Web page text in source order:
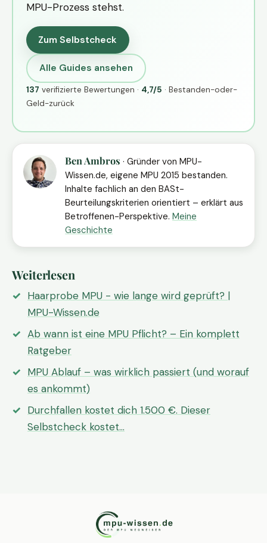
MPU-Prozess stehst.
Zum Selbstcheck
Alle Guides ansehen
137 verifizierte Bewertungen · 4,7/5 · Bestanden-oder-
Geld-zurück
Ben Ambros · Gründer von MPU-
Wissen.de, eigene MPU 2015 bestanden.
Inhalte fachlich an den BASt-
Beurteilungskriterien orientiert – erklärt aus
Betroffenen-Perspektive. Meine
Geschichte
Weiterlesen
Haarprobe MPU - wie lange wird geprüft? |
MPU-Wissen.de
Ab wann ist eine MPU Pflicht? – Ein komplett
Ratgeber
MPU Ablauf – was wirklich passiert (und worauf
es ankommt)
Durchfallen kostet dich 1.500 €. Dieser
Selbstcheck kostet…